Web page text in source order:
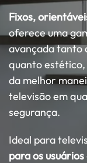
Fixos,
oferece uma
avançada tanto
quanto
da melhor
televisão em
segurança.
Ideal para
para os